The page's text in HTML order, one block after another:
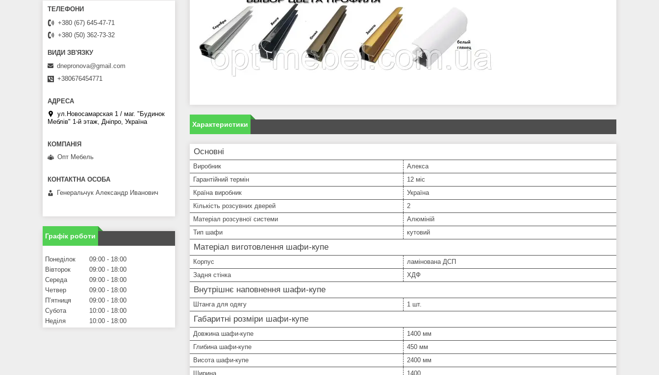
Характеристики
Основні
Виробник
Алекса
Гарантійний термін
12 міс
Країна виробник
Україна
Кількість розсувних дверей
2
Матеріал розсувної системи
Алюміній
Тип шафи
кутовий
Матеріал виготовлення шафи-купе
Корпус
ламінована ДСП
Задня стінка
ХДФ
Внутрішнє наповнення шафи-купе
Штанга для одягу 1 шт.
Габаритні розміри шафи-купе
Довжина шафи-купе
1400 мм
Глибина шафи-купе
450 мм
Висота шафи-купе
2400 мм
Ширина
1400
+380 (67) 645-47-71
+380 (50) 362-73-32
dnepronova@gmail.com
+380676454771
ул.Новосамарская 1 / маг. "Будинок
Меблiв" 1-й этаж, Дніпро, Україна
Опт Мебель
Генеральчук Александр Иванович
Графік роботи
Понеділок 09:00
18:00
Вівторок
09:00
18:00
Середа
09:00
18:00
Четвер
09:00
18:00
Пʼятниця
09:00
18:00
Субота
10:00
18:00
Неділя
10:00 18:00